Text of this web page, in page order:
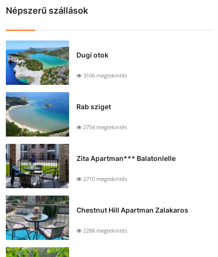
Népszerű szállások
Dugi otok
3106 megtekintés
Rab sziget
2754 megtekintés
Zita Apartman*** Balatonlelle
2710 megtekintés
Chestnut Hill Apartman Zalakaros
2288 megtekintés